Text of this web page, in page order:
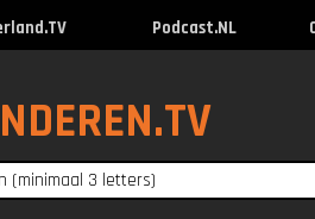
Podcast.NL